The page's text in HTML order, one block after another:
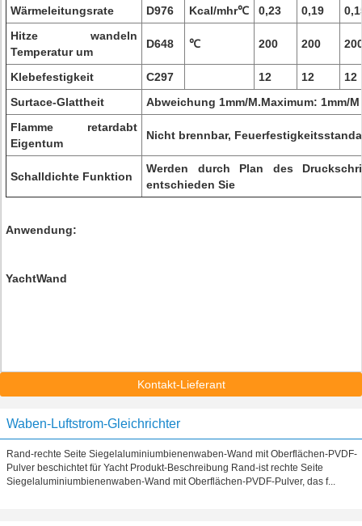
Wärmeleitungsrate D976 Kcal/mhr℃ 0,23 0,19
Hitze wandeln
Temperatur um
D648 ℃ 200 200
Klebefestigkeit C297 12 12
12
Surtace-Glattheit
Abweichung 1mm/M.Maximum: 1mm/M
Flamme retardabt
Eigentum
Nicht brennbar,
Schalldichte Funktion
Werden durch Plan des
entschieden Sie
Anwendung:
YachtWand
Kontakt-Lieferant
Waben-Luftstrom-Gleichrichter
Rand-rechte Seite Siegelaluminiumbienenwaben-Wand mit Oberflächen-PVDF-
Pulver beschichtet für Yacht Produkt-Beschreibung Rand-ist rechte Seite
Siegelaluminiumbienenwaben-Wand mit Oberflächen-PVDF-Pulver, das f...